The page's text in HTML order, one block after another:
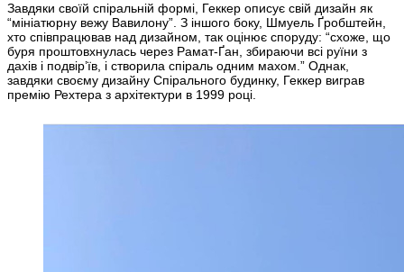
Завдяки своїй спіральній формі, Геккер описує свій дизайн як
“мініатюрну вежу Вавилону”. З іншого боку, Шмуель Ґробштейн,
хто співпрацював над дизайном, так оцінює споруду: “схоже, що
буря проштовхнулась через Рамат-Ґан, збираючи всі руїни з
дахів і подвір’їв, і створила спіраль одним махом.” Однак,
завдяки своєму дизайну Спірального будинку, Геккер виграв
премію Рехтера з архітектури в 1999 році.